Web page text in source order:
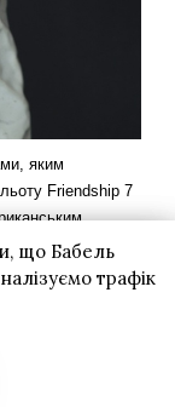
що Бабель
трафік